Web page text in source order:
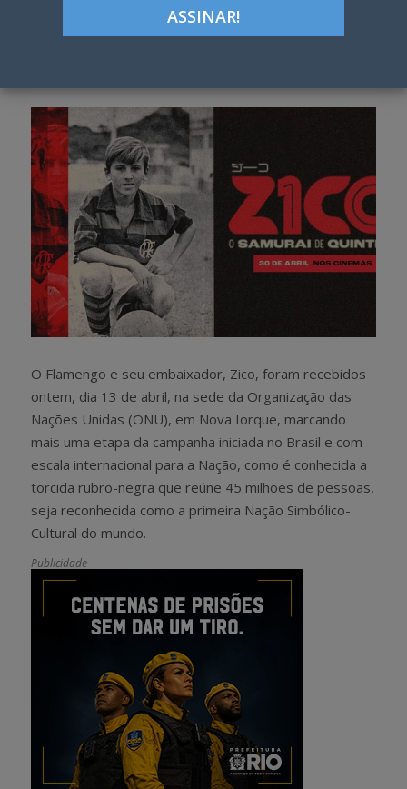
a
r
e
e
e
t
O Flamengo e seu embaixador, Zico, foram recebidos
ontem, dia 13 de abril, na sede da Organização das
Nações Unidas (ONU), em Nova Iorque, marcando
mais uma etapa da campanha iniciada no Brasil e com
escala internacional para a Nação, como é conhecida a
torcida rubro-negra que reúne 45 milhões de pessoas,
seja reconhecida como a primeira Nação Simbólico-
Cultural do mundo.
Publicidade